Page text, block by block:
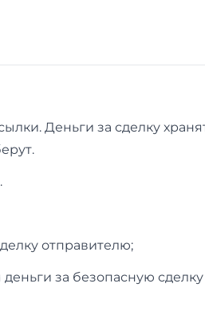
Деньги за сделку
отправителю;
за безопасную сделку